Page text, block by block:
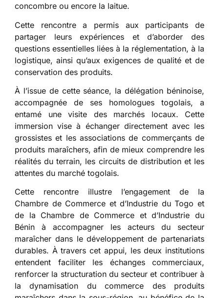
concombre ou encore la laitue.
Cette rencontre a permis aux participants de
partager leurs expériences et d’aborder des
questions essentielles liées à la réglementation, à la
logistique, ainsi qu’aux exigences de qualité et de
conservation des produits.
À l’issue de cette séance, la délégation béninoise,
accompagnée de ses homologues togolais, a
entamé une visite des marchés locaux. Cette
immersion vise à échanger directement avec les
grossistes et les associations de commerçants de
produits maraîchers, afin de mieux comprendre les
réalités du terrain, les circuits de distribution et les
attentes du marché togolais.
Cette rencontre illustre l’engagement de la
Chambre de Commerce et d’Industrie du Togo et
de la Chambre de Commerce et d’Industrie du
Bénin à accompagner les acteurs du secteur
maraîcher dans le développement de partenariats
durables. À travers cet appui, les deux institutions
entendent faciliter les échanges commerciaux,
renforcer la structuration du secteur et contribuer à
la dynamisation du commerce des produits